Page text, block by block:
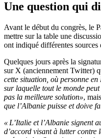
Une question qui
Avant le début du congrès, le
mettre sur la table une
ont indiqué différentes
Quelques jours après la
sur X (anciennement Twitter)
cette situation, où personne
sur laquelle tout le monde peut
pas la meilleure solution»,
que l’Albanie puisse et doive
« L’Italie et l’Albanie signent
d’accord visant à lutter contre